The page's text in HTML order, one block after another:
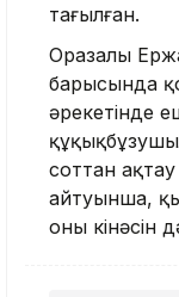
тағылған.
Оразалы
барысында
әрекетінде
соттан
айтуынша,
оның кінәсін